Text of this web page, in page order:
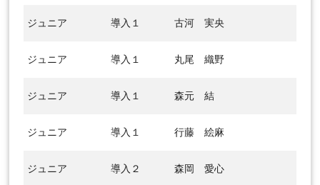
ジュニア 導入１ 古河 実央
ジュニア 導入１ 丸尾 織野
ジュニア 導入１ 森元 結
ジュニア 導入１ 行藤 絵麻
ジュニア 導入２ 森岡 愛心